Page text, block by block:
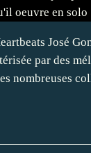
José
par des
nombreuses